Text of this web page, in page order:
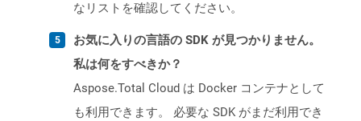
なリストを確認してください。
お気に入りの言語の SDK が見つかりません。
私は何をすべきか？
Aspose.Total Cloud は Docker コンテナとして
も利用できます。 必要な SDK がまだ利用でき